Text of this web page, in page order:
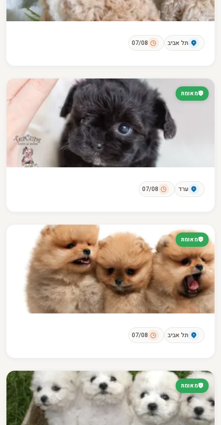
תל אביב 07/08
מאומת
ערד 07/08
מאומת
תל אביב 07/08
מאומת